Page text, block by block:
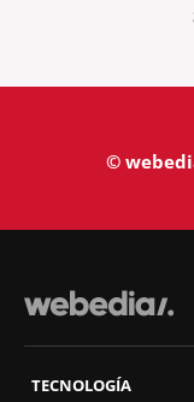
©
TECNOLOGÍA